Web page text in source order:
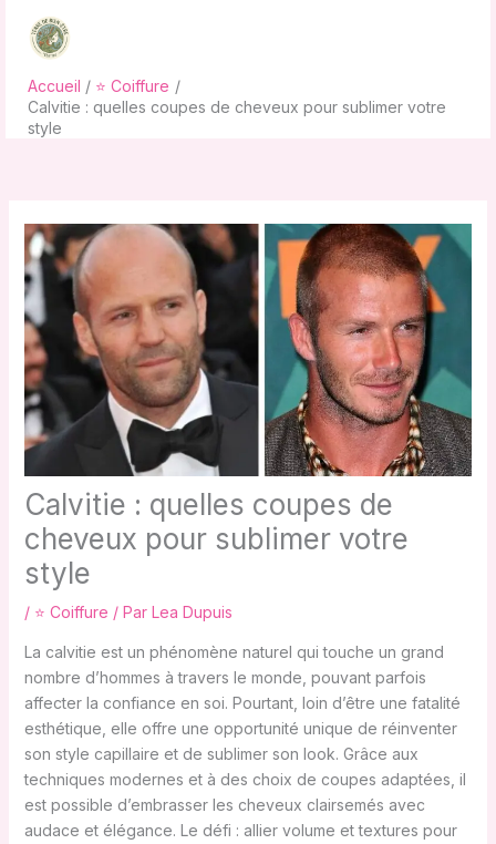
contenu
Accueil
⭐ Coiffure
Calvitie : quelles coupes de cheveux pour sublimer votre
style
Calvitie : quelles coupes de
cheveux pour sublimer votre
style
/ ⭐ Coiffure / Par Lea Dupuis
La calvitie est un phénomène naturel qui touche un grand
nombre d’hommes à travers le monde, pouvant parfois
affecter la confiance en soi. Pourtant, loin d’être une fatalité
esthétique, elle offre une opportunité unique de réinventer
son style capillaire et de sublimer son look. Grâce aux
techniques modernes et à des choix de coupes adaptées, il
est possible d’embrasser les cheveux clairsemés avec
audace et élégance. Le défi : allier volume et textures pour